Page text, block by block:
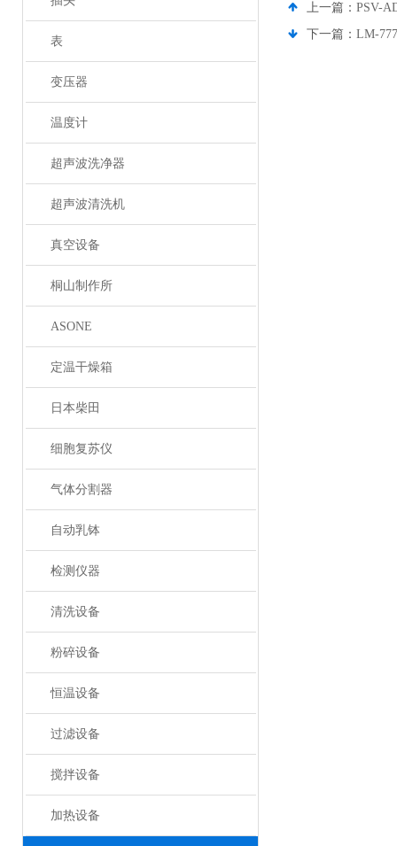
表
变压器
温度计
超声波洗净器
超声波清洗机
真空设备
桐山制作所
ASONE
定温干燥箱
日本柴田
细胞复苏仪
气体分割器
自动乳钵
检测仪器
清洗设备
粉碎设备
恒温设备
过滤设备
搅拌设备
加热设备
上一篇： PSV-
下一篇： LM-